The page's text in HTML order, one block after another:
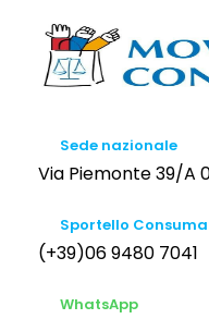
Sede nazionale
Via Piemonte 39/A
Sportello
(+39)06 9480 7041
WhatsApp